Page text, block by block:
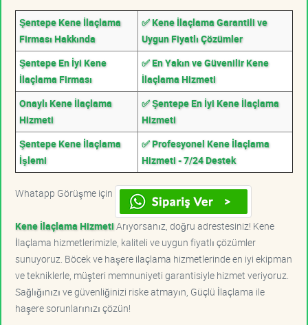
Şentepe Kene İlaçlama
Firması Hakkında
✅ Kene İlaçlama Garantili ve
Uygun Fiyatlı Çözümler
Şentepe En İyi Kene
İlaçlama Firması
✅ En Yakın ve Güvenilir Kene
İlaçlama Hizmeti
Onaylı Kene İlaçlama
Hizmeti
✅ Şentepe En İyi Kene İlaçlama
Hizmeti
Şentepe Kene İlaçlama
İşlemi
✅ Profesyonel Kene İlaçlama
Hizmeti - 7/24 Destek
Whatapp Görüşme için
Kene İlaçlama HizmetiArıyorsanız, doğru adrestesiniz! Kene
İlaçlama hizmetlerimizle, kaliteli ve uygun fiyatlı çözümler
sunuyoruz. Böcek ve haşere ilaçlama hizmetlerinde en iyi ekipman
ve tekniklerle, müşteri memnuniyeti garantisiyle hizmet veriyoruz.
Sağlığınızı ve güvenliğinizi riske atmayın, Güçlü İlaçlama ile
haşere sorunlarınızı çözün!